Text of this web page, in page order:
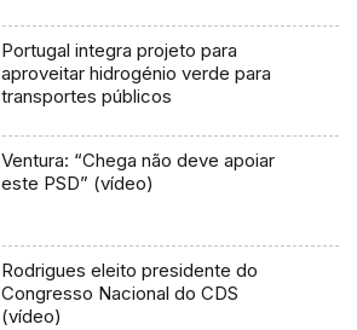
Portugal integra projeto para
aproveitar hidrogénio verde para
transportes públicos
Ventura: “Chega não deve apoiar
este PSD” (vídeo)
Rodrigues eleito presidente do
Congresso Nacional do CDS
(vídeo)